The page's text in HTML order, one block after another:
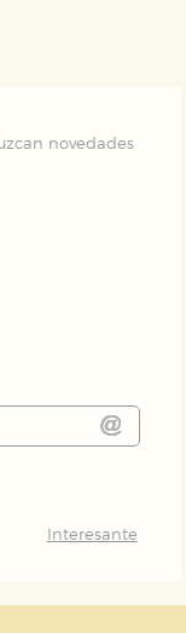
novedades
Interesante